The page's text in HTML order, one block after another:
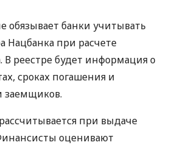
обязывает банки учитывать
Нацбанка при расчете
В реестре будет информация о
сроках погашения и
заемщиков.
при выдаче
оценивают